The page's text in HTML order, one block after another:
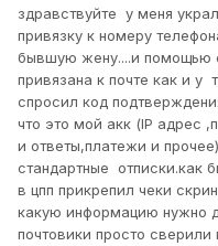
здравствуйте у меня
привязку к номеру
бывшую жену....и помощью
привязана к почте как и у
спросил код
что это мой акк (IP адрес
и ответы,платежи и
стандартные отписки.как
в цпп прикрепил чеки
какую информацию нужно
почтовики просто сверили